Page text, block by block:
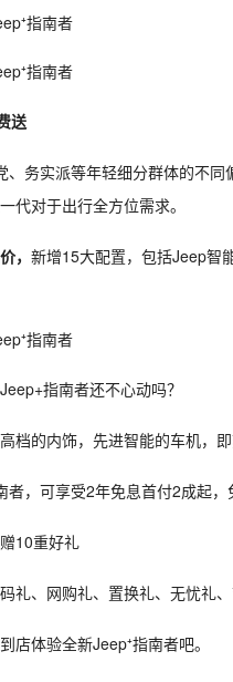
送
、务实派等年轻细分群体的不
代对于出行全方位需求。
， 新增15大配置，包括Jeep智
指南者还不心动吗？
档的内饰，先进智能的车机，即
者，可享受2年免息首付2成起
10重好礼
礼、网购礼、置换礼、无忧礼
店体验全新Jeep⁺指南者吧。